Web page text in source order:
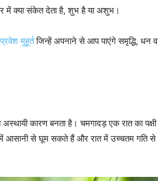
में क्या संकेत देता है, शुभ है या अशुभ।
मुहूर्तजिन्हें अपनाने से आप पाएंगे समृद्धि, धन व
कारण बनता है। चमगादड़ एक रात का पक्षी
आसानी से घूम सकते हैं और रात में उच्चतम गति से